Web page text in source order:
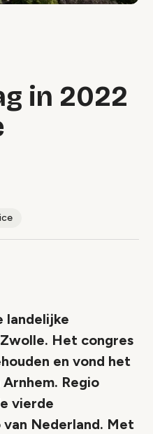
in 2022
landelijke
Het congres
en vond het
Regio
vierde
Nederland. Met